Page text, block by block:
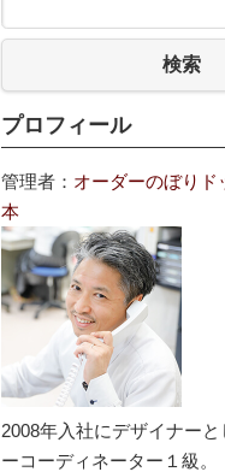
検索
プロフィール
管理者： オーダーのぼりド
本
2008年入社にデザイナー
ーコーディネーター１級。